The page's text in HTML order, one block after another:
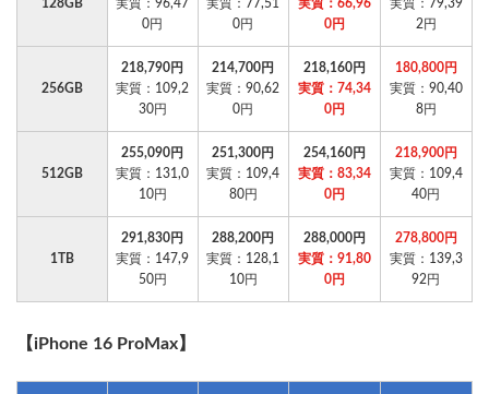
128GB
実質：96,47
0円
実質：77,51
0円
実質：66,96
0円
実質：79,39
2円
256GB
218,790円
実質：109,2
30円
214,700円
実質：90,62
0円
218,160円
実質：74,34
0円
180,800円
実質：90,40
8円
512GB
255,090円
実質：131,0
10円
251,300円
実質：109,4
80円
254,160円
実質：83,34
0円
218,900円
実質：109,4
40円
1TB
291,830円
実質：147,9
50円
288,200円
実質：128,1
10円
288,000円
実質：91,80
0円
278,800円
実質：139,3
92円
【iPhone 16 ProMax】